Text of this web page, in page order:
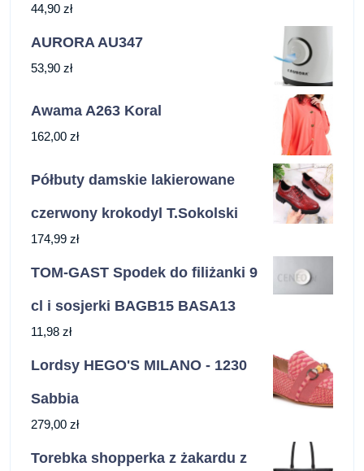
44,90 zł
AURORA AU347
53,90 zł
Awama A263 Koral
162,00 zł
Półbuty damskie lakierowane
czerwony krokodyl T.Sokolski
174,99 zł
TOM-GAST Spodek do filiżanki 9
cl i sosjerki BAGB15 BASA13
11,98 zł
Lordsy HEGO'S MILANO - 1230
Sabbia
279,00 zł
Torebka shopperka z żakardu z